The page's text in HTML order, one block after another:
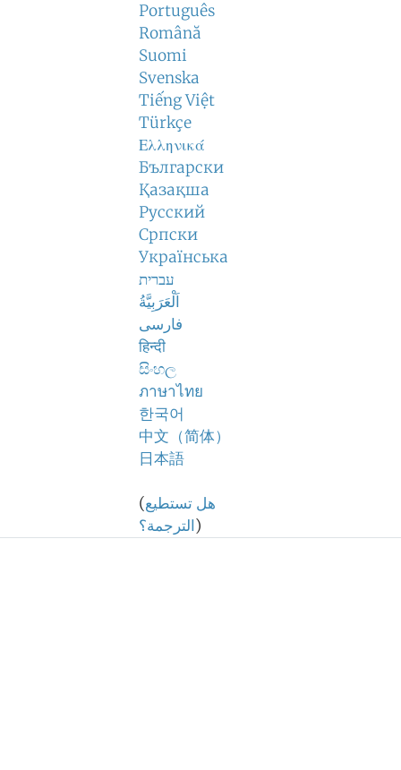
Português
Română
Suomi
Svenska
Tiếng Việt
Türkçe
Ελληνικά
Български
Қазақша
Русский
Српски
Українська
עברית
اَلْعَرَبِيَّةُ
فارسی
हिन्दी
සිංහල
ภาษาไทย
한국어
中文（简体）
日本語
(هل تستطيع
الترجمة؟)